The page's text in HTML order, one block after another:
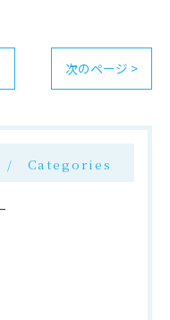
次のページ >
Categories